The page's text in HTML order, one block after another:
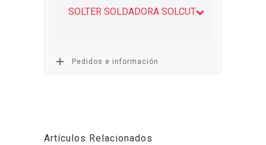
SOLTER SOLDADORA SOLCUT
Pedidos e información
Artículos Relacionados